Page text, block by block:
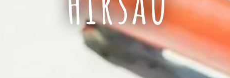
Hirsau